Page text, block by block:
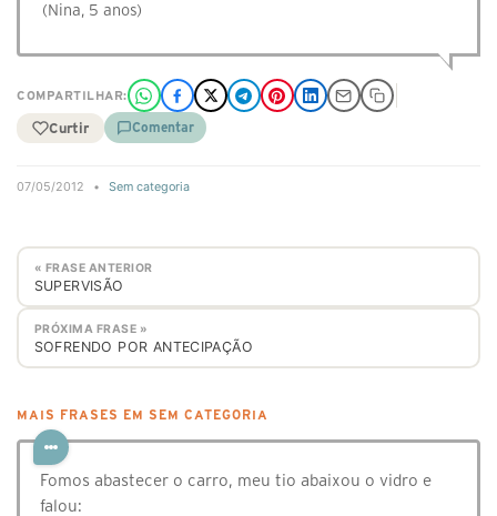
(Nina, 5 anos)
COMPARTILHAR:
Curtir Comentar
07/05/2012 • Sem categoria
« FRASE ANTERIOR
SUPERVISÃO
PRÓXIMA FRASE »
SOFRENDO POR ANTECIPAÇÃO
MAIS FRASES EM SEM CATEGORIA
Fomos abastecer o carro, meu tio abaixou o vidro e
falou: